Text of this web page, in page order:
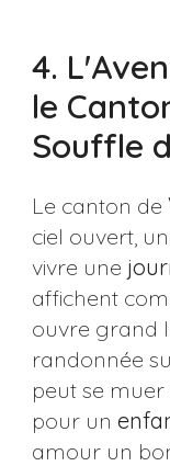
4.
le
Souffle
Le canton de
ciel ouvert,
vivre une
affichent
ouvre grand
randonnée
peut se
pour un
amour un